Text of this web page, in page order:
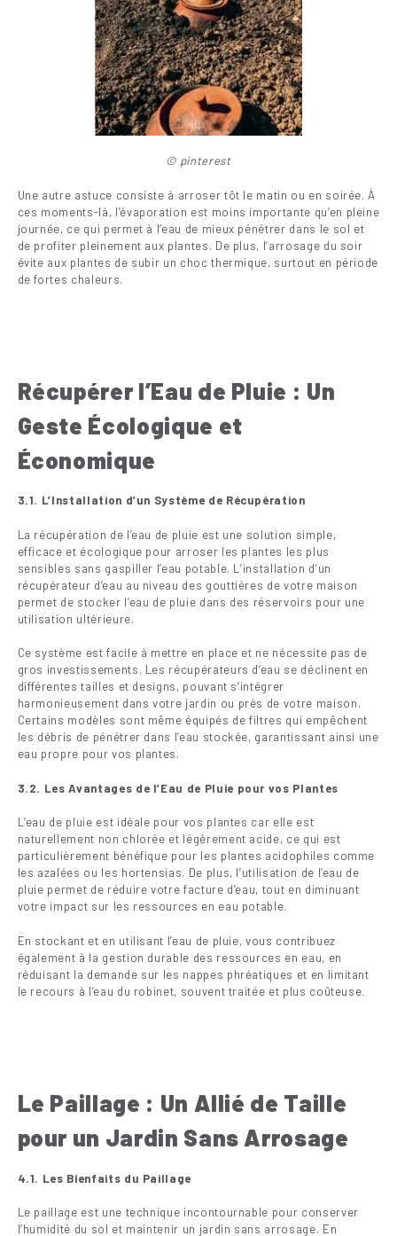
© pinterest
Une autre astuce consiste à arroser tôt le matin ou en soirée. À
ces moments-là, l’évaporation est moins importante qu’en pleine
journée, ce qui permet à l’eau de mieux pénétrer dans le sol et
de profiter pleinement aux plantes. De plus, l’arrosage du soir
évite aux plantes de subir un choc thermique, surtout en période
de fortes chaleurs.
Récupérer l’Eau de Pluie : Un
Geste Écologique et
Économique
3.1. L’Installation d’un Système de Récupération
La récupération de l’eau de pluie est une solution simple,
efficace et écologique pour arroser les plantes les plus
sensibles sans gaspiller l’eau potable. L’installation d’un
récupérateur d’eau au niveau des gouttières de votre maison
permet de stocker l’eau de pluie dans des réservoirs pour une
utilisation ultérieure.
Ce système est facile à mettre en place et ne nécessite pas de
gros investissements. Les récupérateurs d’eau se déclinent en
différentes tailles et designs, pouvant s’intégrer
harmonieusement dans votre jardin ou près de votre maison.
Certains modèles sont même équipés de filtres qui empêchent
les débris de pénétrer dans l’eau stockée, garantissant ainsi une
eau propre pour vos plantes.
3.2. Les Avantages de l’Eau de Pluie pour vos Plantes
L’eau de pluie est idéale pour vos plantes car elle est
naturellement non chlorée et légèrement acide, ce qui est
particulièrement bénéfique pour les plantes acidophiles comme
les azalées ou les hortensias. De plus, l’utilisation de l’eau de
pluie permet de réduire votre facture d’eau, tout en diminuant
votre impact sur les ressources en eau potable.
En stockant et en utilisant l’eau de pluie, vous contribuez
également à la gestion durable des ressources en eau, en
réduisant la demande sur les nappes phréatiques et en limitant
le recours à l’eau du robinet, souvent traitée et plus coûteuse.
Le Paillage : Un Allié de Taille
pour un Jardin Sans Arrosage
4.1. Les Bienfaits du Paillage
Le paillage est une technique incontournable pour conserver
l’humidité du sol et maintenir un jardin sans arrosage. En